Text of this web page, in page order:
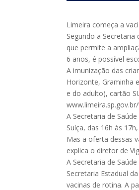
Limeira começa a
Segundo a
que permite a
6 anos, é possível
A imunização das
Horizonte, Graminha
e do adulto), cartão
A Secretaria de
Suíça, das 16h às
Mas a oferta dessas
explica o diretor de
A Secretaria de
Secretaria Estadual
vacinas de rotina. A